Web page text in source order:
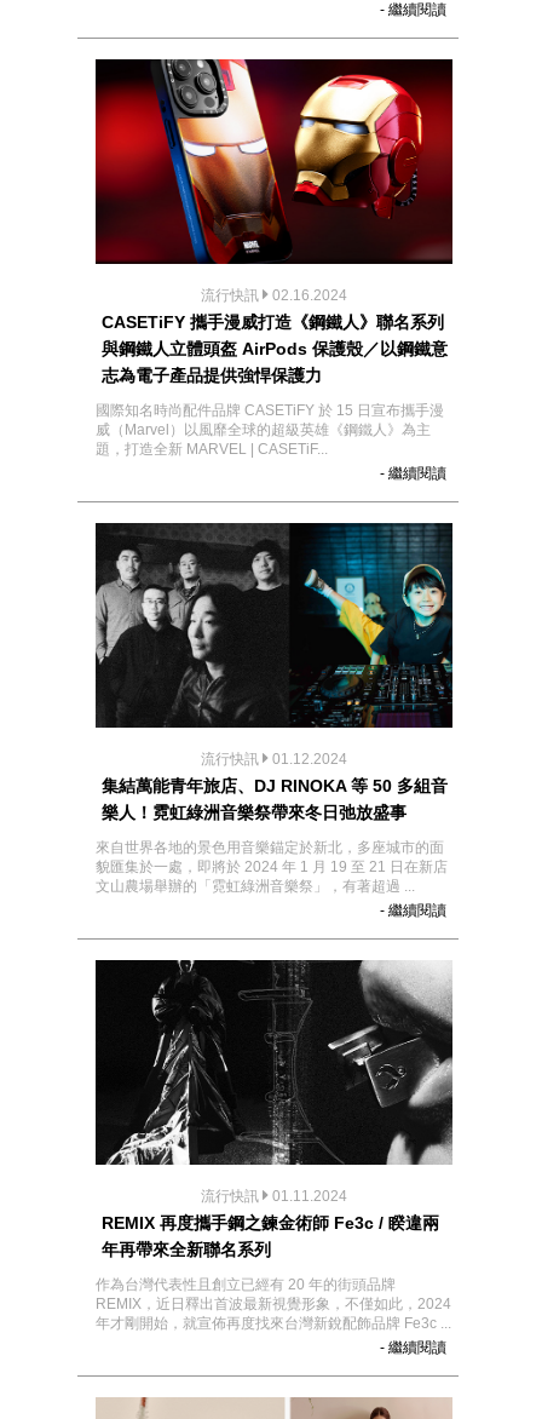
- 繼續閱讀
流行快訊 02.16.2024
CASETiFY 攜手漫威打造《鋼鐵人》聯名系列
與鋼鐵人立體頭盔 AirPods 保護殼／以鋼鐵意
志為電子產品提供強悍保護力
國際知名時尚配件品牌 CASETiFY 於 15 日宣布攜手漫
威（Marvel）以風靡全球的超級英雄《鋼鐵人》為主
題，打造全新 MARVEL | CASETiF...
- 繼續閱讀
流行快訊 01.12.2024
集結萬能青年旅店、DJ RINOKA 等 50 多組音
樂人！霓虹綠洲音樂祭帶來冬日弛放盛事
來自世界各地的景色用音樂錨定於新北，多座城市的面
貌匯集於一處，即將於 2024 年 1 月 19 至 21 日在新店
文山農場舉辦的「霓虹綠洲音樂祭」，有著超過 ...
- 繼續閱讀
流行快訊 01.11.2024
REMIX 再度攜手鋼之鍊金術師 Fe3c / 睽違兩
年再帶來全新聯名系列
作為台灣代表性且創立已經有 20 年的街頭品牌
REMIX，近日釋出首波最新視覺形象，不僅如此，2024
年才剛開始，就宣佈再度找來台灣新銳配飾品牌 Fe3c ...
- 繼續閱讀